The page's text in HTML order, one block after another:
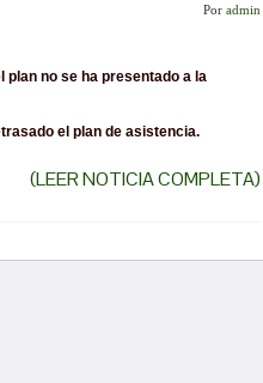
Por admin
no se ha presentado a la
el plan de asistencia.
(LEER NOTICIA COMPLETA)